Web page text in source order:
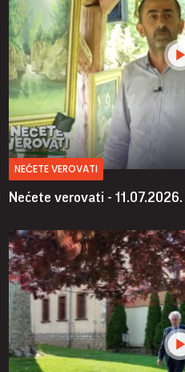
NEĆETE VEROVATI
Nećete verovati - 11.07.2026.